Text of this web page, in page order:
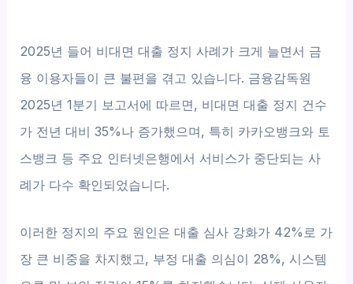
2025년 들어 비대면 대출 정지 사례가 크게 늘면서 금
융 이용자들이 큰 불편을 겪고 있습니다. 금융감독원
2025년 1분기 보고서에 따르면, 비대면 대출 정지 건수
가 전년 대비 35%나 증가했으며, 특히 카카오뱅크와 토
스뱅크 등 주요 인터넷은행에서 서비스가 중단되는 사
례가 다수 확인되었습니다.
이러한 정지의 주요 원인은 대출 심사 강화가 42%로 가
장 큰 비중을 차지했고, 부정 대출 의심이 28%, 시스템